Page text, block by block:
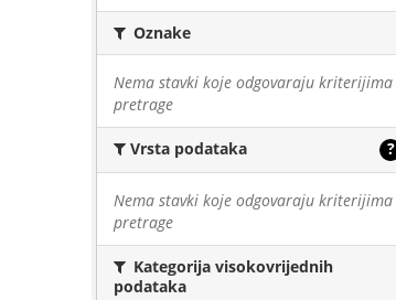
Oznake
Nema stavki koje odgovaraju kriterijima
pretrage
Vrsta podataka ?
Nema stavki koje odgovaraju kriterijima
pretrage
Kategorija visokovrijednih
podataka